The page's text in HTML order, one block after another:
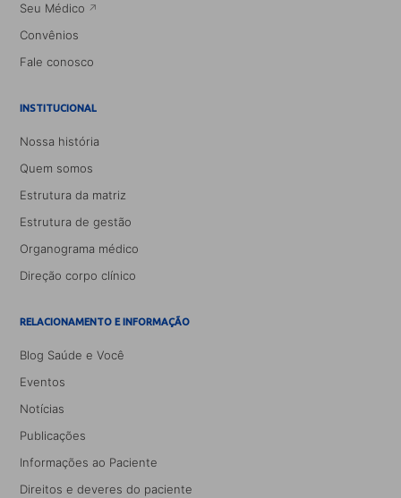
Seu Médico
Convênios
Fale conosco
INSTITUCIONAL
Nossa história
Quem somos
Estrutura da matriz
Estrutura de gestão
Organograma médico
Direção corpo clínico
RELACIONAMENTO E INFORMAÇÃO
Blog Saúde e Você
Eventos
Notícias
Publicações
Informações ao Paciente
Direitos e deveres do paciente